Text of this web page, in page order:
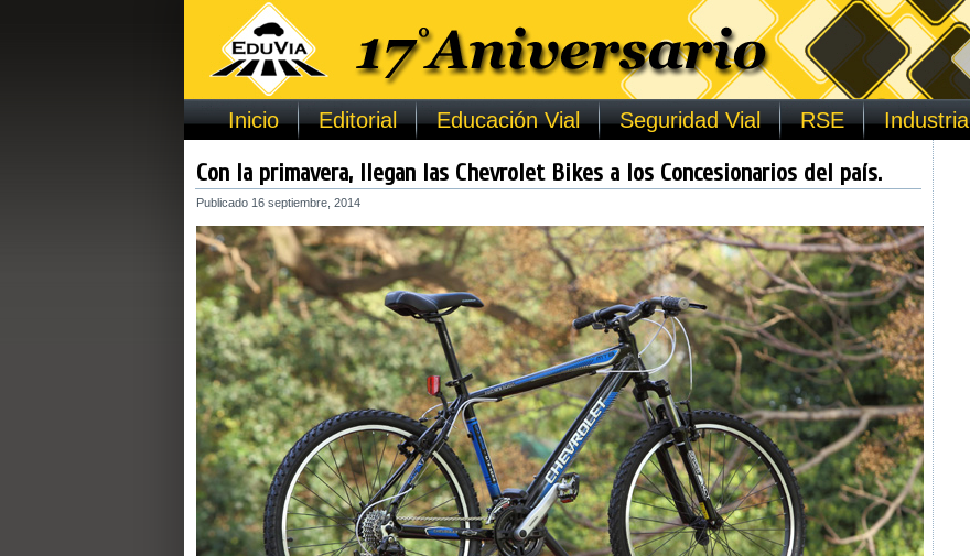
Inicio Editorial Educación Vial Seguridad Vial RSE Industria
Con la primavera, llegan las Chevrolet Bikes a los Concesionarios del país.
Publicado 16 septiembre, 2014